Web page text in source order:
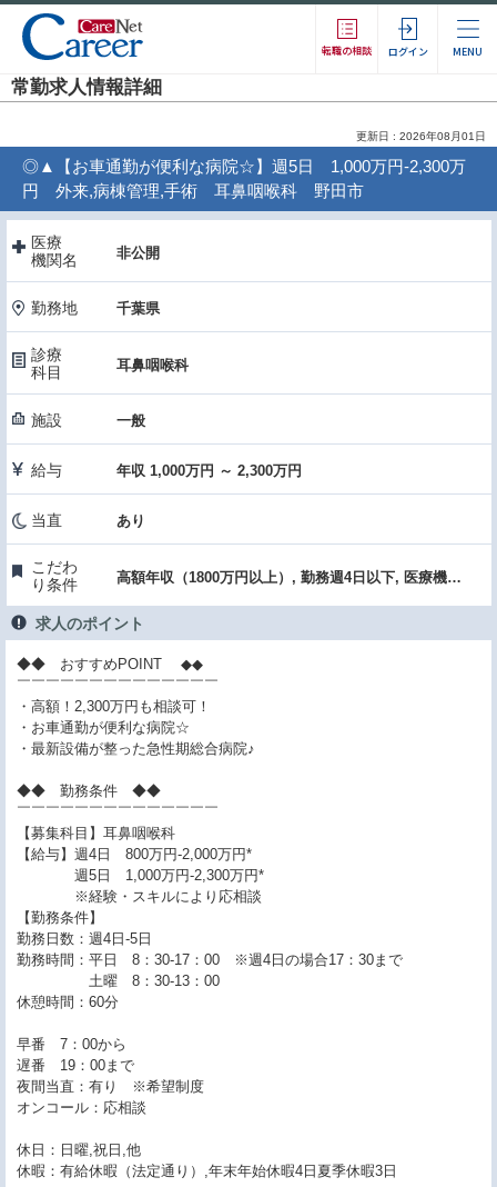
転職の相談 ログイン MENU
常勤求人情報詳細
更新日 : 2026年08月01日
◎▲【お車通勤が便利な病院☆】週5日 1,000万円-2,300万
円 外来,病棟管理,手術 耳鼻咽喉科 野田市
医療
機関名
非公開
勤務地 千葉県
診療
科目
耳鼻咽喉科
施設 一般
給与 年収 1,000万円 ～ 2,300万円
当直 あり
こだわ
り条件
高額年収（1800万円以上）, 勤務週4日以下, 医療機器・設備充実
求人のポイント
◆◆ おすすめPOINT ◆◆
￣￣￣￣￣￣￣￣￣￣￣￣￣￣
・高額！2,300万円も相談可！
・お車通勤が便利な病院☆
・最新設備が整った急性期総合病院♪
◆◆ 勤務条件 ◆◆
￣￣￣￣￣￣￣￣￣￣￣￣￣￣
【募集科目】耳鼻咽喉科
【給与】週4日 800万円-2,000万円*
週5日 1,000万円-2,300万円*
※経験・スキルにより応相談
【勤務条件】
勤務日数：週4日-5日
勤務時間：平日 8：30-17：00 ※週4日の場合17：30まで
土曜 8：30-13：00
休憩時間：60分
早番 7：00から
遅番 19：00まで
夜間当直：有り ※希望制度
オンコール：応相談
休日：日曜,祝日,他
休暇：有給休暇（法定通り）,年末年始休暇4日夏季休暇3日